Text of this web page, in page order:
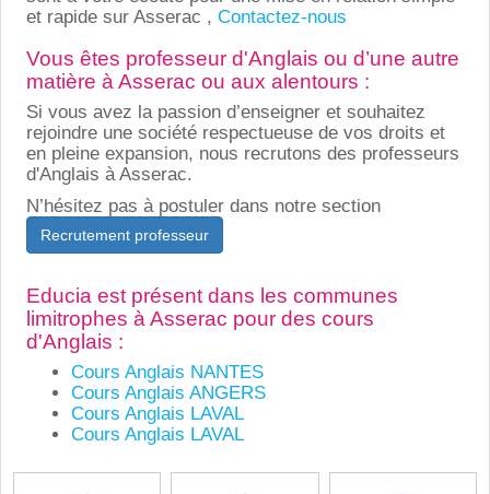
et rapide sur Asserac , Contactez-nous
Vous êtes professeur d'Anglais ou d’une autre
matière à Asserac ou aux alentours :
Si vous avez la passion d’enseigner et souhaitez
rejoindre une société respectueuse de vos droits et
en pleine expansion, nous recrutons des professeurs
d'Anglais à Asserac.
N’hésitez pas à postuler dans notre section
Recrutement professeur
Educia est présent dans les communes
limitrophes à Asserac pour des cours
d'Anglais :
Cours Anglais NANTES
Cours Anglais ANGERS
Cours Anglais LAVAL
Cours Anglais LAVAL